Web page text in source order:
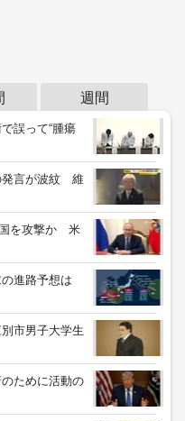
週間
誤って“腫瘍
発言が波紋 維
を攻撃か 米
の進路予想は
市男子大学生
のために活動の